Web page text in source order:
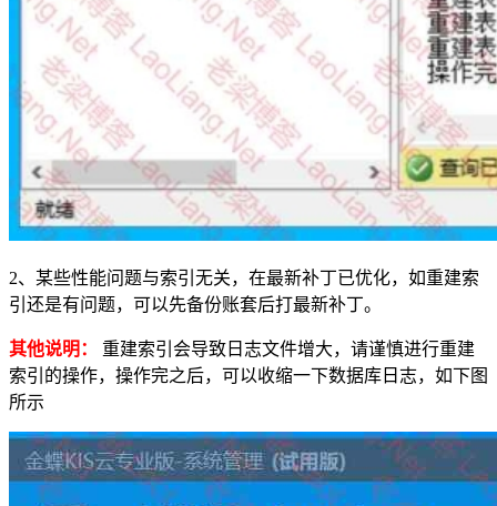
2、某些性能问题与索引无关，在最新补丁已优化，如重建索
引还是有问题，可以先备份账套后打最新补丁。
其他说明：
重建索引会导致日志文件增大，请谨慎进行重建
索引的操作，操作完之后，可以收缩一下数据库日志，如下图
所示